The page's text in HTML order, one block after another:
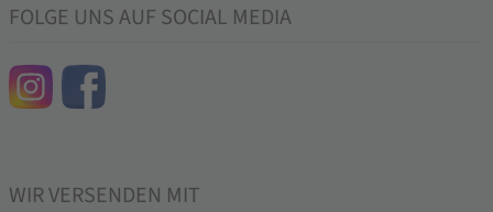
FOLGE UNS AUF SOCIAL MEDIA
WIR VERSENDEN MIT